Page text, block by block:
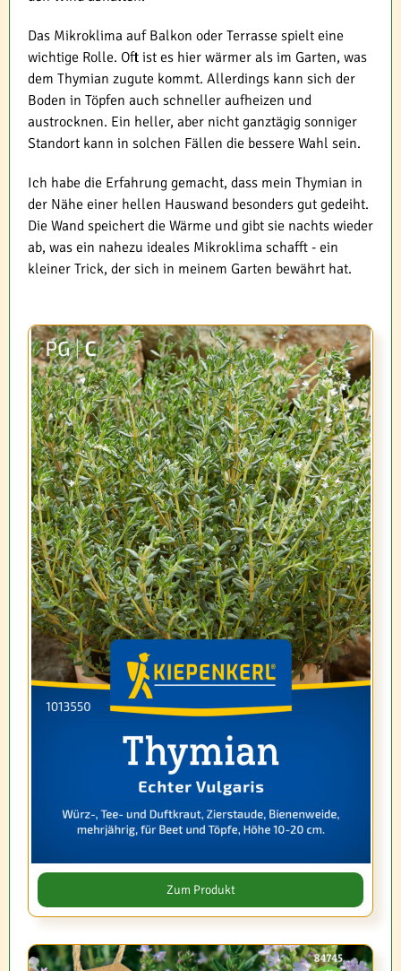
Das Mikroklima auf Balkon oder Terrasse spielt eine
wichtige Rolle. Oft ist es hier wärmer als im Garten, was
dem Thymian zugute kommt. Allerdings kann sich der
Boden in Töpfen auch schneller aufheizen und
austrocknen. Ein heller, aber nicht ganztägig sonniger
Standort kann in solchen Fällen die bessere Wahl sein.
Ich habe die Erfahrung gemacht, dass mein Thymian in
der Nähe einer hellen Hauswand besonders gut gedeiht.
Die Wand speichert die Wärme und gibt sie nachts wieder
ab, was ein nahezu ideales Mikroklima schafft - ein
kleiner Trick, der sich in meinem Garten bewährt hat.
Zum Produkt